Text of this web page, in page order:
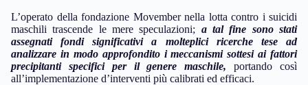
L’operato della fondazione Movember nella lotta contro i suicidi
maschili trascende le mere speculazioni; a tal fine sono stati
assegnati fondi significativi a molteplici ricerche tese ad
analizzare in modo approfondito i meccanismi sottesi ai fattori
precipitanti specifici per il genere maschile, portando così
all’implementazione d’interventi più calibrati ed efficaci.